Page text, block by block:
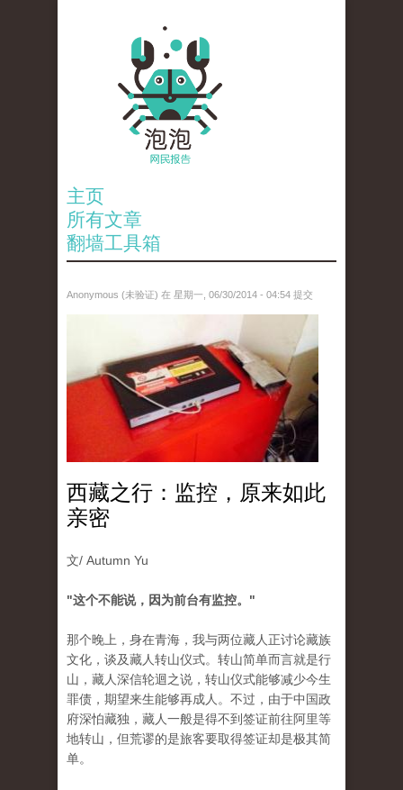
主页
所有文章
翻墙工具箱
Anonymous (未验证) 在 星期一, 06/30/2014 - 04:54 提交
西藏之行：监控，原来如此
亲密
文/ Autumn Yu
"这个不能说，因为前台有监控。"
那个晚上，身在青海，我与两位藏人正讨论藏族
文化，谈及藏人转山仪式。转山简单而言就是行
山，藏人深信轮迴之说，转山仪式能够减少今生
罪债，期望来生能够再成人。不过，由于中国政
府深怕藏独，藏人一般是得不到签证前往阿里等
地转山，但荒谬的是旅客要取得签证却是极其简
单。